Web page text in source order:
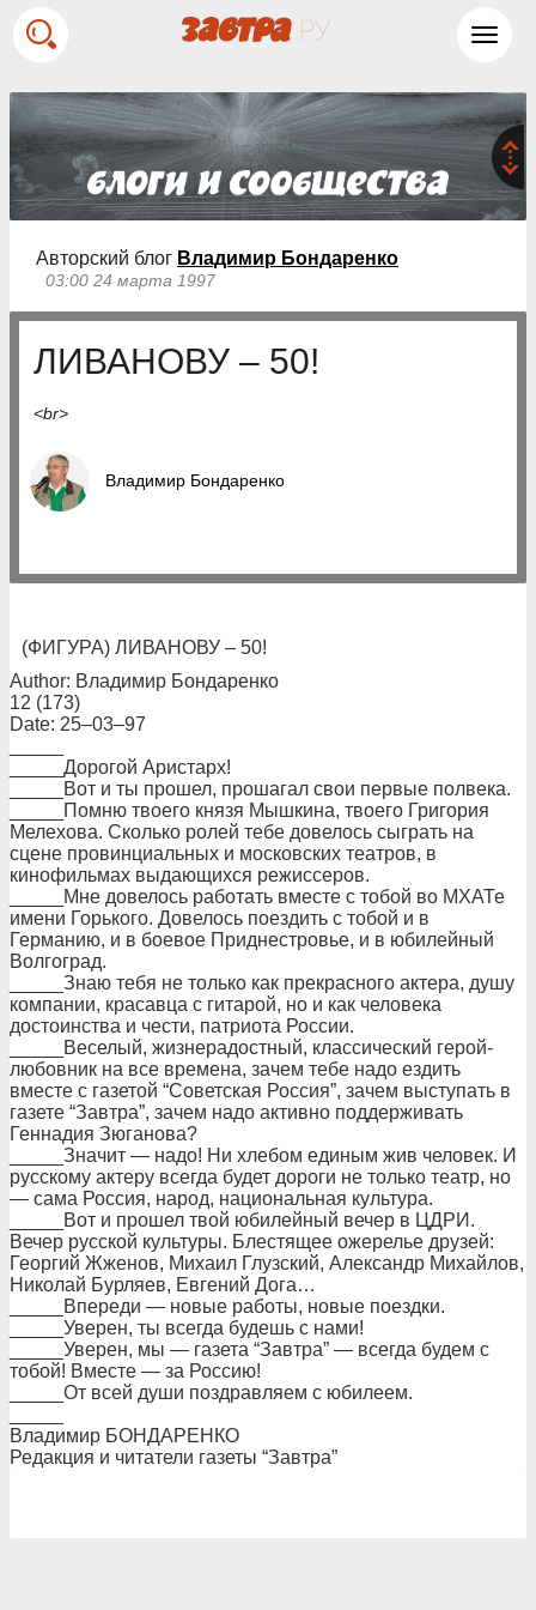
Авторский блог Владимир Бондаренко
03:00 24 марта 1997
ЛИВАНОВУ – 50!
<br>
Владимир Бондаренко
(ФИГУРА) ЛИВАНОВУ – 50!
Author: Владимир Бондаренко
12 (173)
Date: 25–03–97
_____Дорогой Аристарх!
_____Вот и ты прошел, прошагал свои первые полвека.
_____Помню твоего князя Мышкина, твоего Григория
Мелехова. Сколько ролей тебе довелось сыграть на
сцене провинциальных и московских театров, в
кинофильмах выдающихся режиссеров.
_____Мне довелось работать вместе с тобой во МХАТе
имени Горького. Довелось поездить с тобой и в
Германию, и в боевое Приднестровье, и в юбилейный
Волгоград.
_____Знаю тебя не только как прекрасного актера, душу
компании, красавца с гитарой, но и как человека
достоинства и чести, патриота России.
_____Веселый, жизнерадостный, классический герой-
любовник на все времена, зачем тебе надо ездить
вместе c газетой “Советская Россия”, зачем выступать в
газете “Завтра”, зачем надо активно поддерживать
Геннадия Зюганова?
_____Значит — надо! Ни хлебом единым жив человек. И
русскому актеру всегда будет дороги не только театр, но
— сама Россия, народ, национальная культура.
_____Вот и прошел твой юбилейный вечер в ЦДРИ.
Вечер русской культуры. Блестящее ожерелье друзей:
Георгий Жженов, Михаил Глузский, Александр Михайлов,
Николай Бурляев, Евгений Дога…
_____Впереди — новые работы, новые поездки.
_____Уверен, ты всегда будешь с нами!
_____Уверен, мы — газета “Завтра” — всегда будем с
тобой! Вместе — за Россию!
_____От всей души поздравляем с юбилеем.
Владимир БОНДАРЕНКО
Редакция и читатели газеты “Завтра”